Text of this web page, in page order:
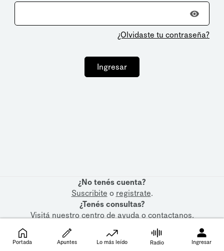
¿Olvidaste tu contraseña?
Ingresar
¿No tenés cuenta?
Suscribite o registrate.
¿Tenés consultas?
Visitá nuestrocentro de ayudaocontactanos.
Portada Apuntes Lo más leído Radio Ingresar